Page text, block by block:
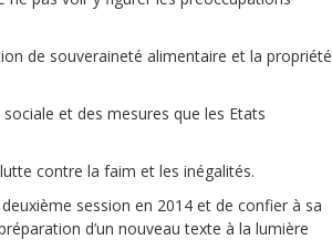
de souveraineté alimentaire et la propriété
et des mesures que les Etats
contre la faim et les inégalités.
session en 2014 et de confier à sa
d’un nouveau texte à la lumière